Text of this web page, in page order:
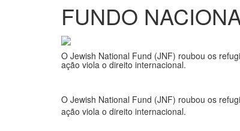
FUNDO
O Jewish National Fund (JNF) roubou os
ação viola o direito internacional.
O Jewish National Fund (JNF) roubou os
ação viola o direito internacional.